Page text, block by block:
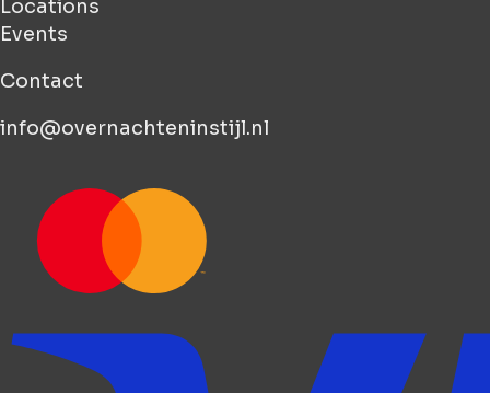
Locations
Events
Contact
info@overnachteninstijl.nl